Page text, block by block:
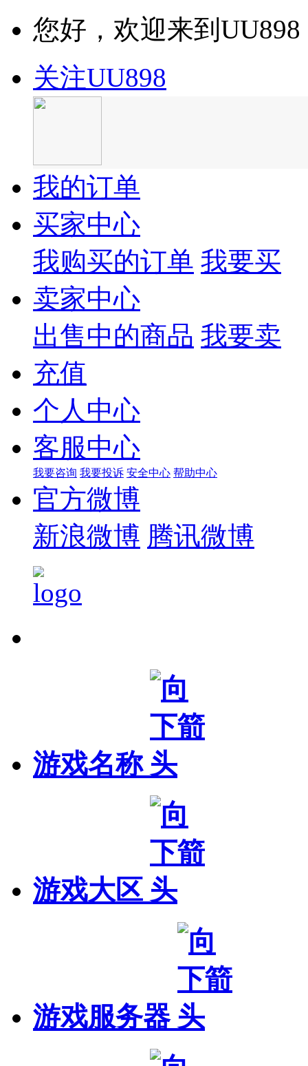
您好，欢迎来到UU898
关注UU898
我的订单
买家中心
我购买的订单 我要买
卖家中心
出售中的商品 我要卖
充值
个人中心
客服中心
我要咨询 我要投诉 安全中心 帮助中心
官方微博
新浪微博 腾讯微博
游戏名称
游戏大区
游戏服务器